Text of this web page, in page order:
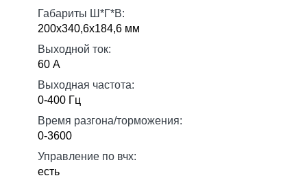
Габариты Ш*Г*В:
200х340,6х184,6 мм
Выходной ток:
60 А
Выходная частота:
0-400 Гц
Время разгона/торможения:
0-3600
Управление по вчх:
есть